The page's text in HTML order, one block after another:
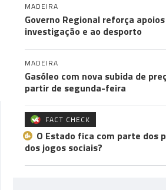
MADEIRA
Governo Regional reforça
investigação e ao desporto
MADEIRA
Gasóleo com nova subida de
partir de segunda-feira
FACT CHECK
O Estado fica com parte dos
dos jogos sociais?